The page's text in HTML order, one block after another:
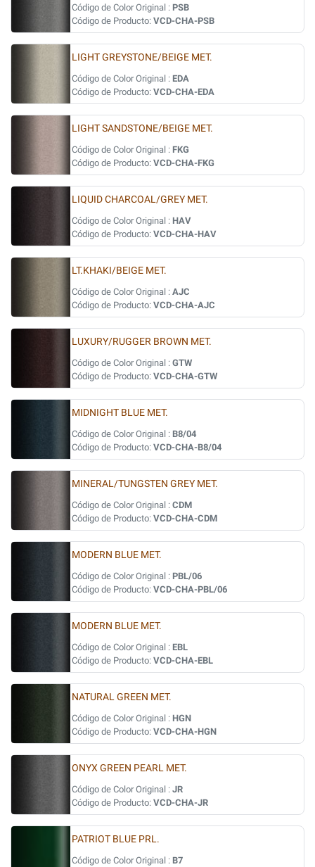
Código de Color Original : PSB
Código de Producto: VCD-CHA-PSB
LIGHT GREYSTONE/BEIGE MET.
Código de Color Original : EDA
Código de Producto: VCD-CHA-EDA
LIGHT SANDSTONE/BEIGE MET.
Código de Color Original : FKG
Código de Producto: VCD-CHA-FKG
LIQUID CHARCOAL/GREY MET.
Código de Color Original : HAV
Código de Producto: VCD-CHA-HAV
LT.KHAKI/BEIGE MET.
Código de Color Original : AJC
Código de Producto: VCD-CHA-AJC
LUXURY/RUGGER BROWN MET.
Código de Color Original : GTW
Código de Producto: VCD-CHA-GTW
MIDNIGHT BLUE MET.
Código de Color Original : B8/04
Código de Producto: VCD-CHA-B8/04
MINERAL/TUNGSTEN GREY MET.
Código de Color Original : CDM
Código de Producto: VCD-CHA-CDM
MODERN BLUE MET.
Código de Color Original : PBL/06
Código de Producto: VCD-CHA-PBL/06
MODERN BLUE MET.
Código de Color Original : EBL
Código de Producto: VCD-CHA-EBL
NATURAL GREEN MET.
Código de Color Original : HGN
Código de Producto: VCD-CHA-HGN
ONYX GREEN PEARL MET.
Código de Color Original : JR
Código de Producto: VCD-CHA-JR
PATRIOT BLUE PRL.
Código de Color Original : B7